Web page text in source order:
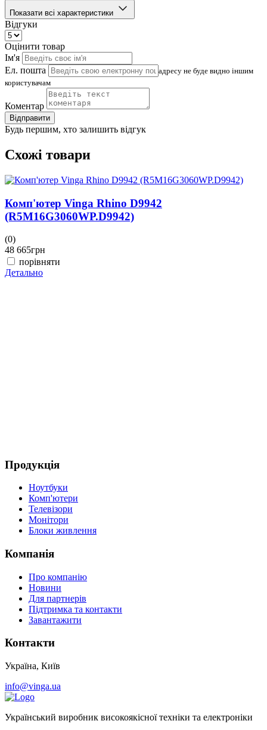
Показати всі характеристики
Відгуки
Оцінити товар
Ім'я
Ел. пошта
адресу не буде видно іншим
користувачам
Коментар
Відправити
Будь першим, хто залишить відгук
Схожі товари
Комп'ютер Vinga Rhino D9942
(R5M16G3060WP.D9942)
(0)
48 665грн
порівняти
Детально
Продукція
Ноутбуки
Комп'ютери
Телевізори
Монітори
Блоки живлення
Компанія
Про компанію
Новини
Для партнерів
Підтримка та контакти
Завантажити
Контакти
Україна, Київ
info@vinga.ua
Український виробник високоякісної техніки та електроніки